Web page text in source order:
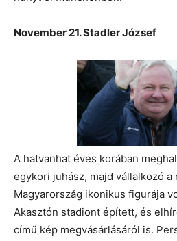
November 21. Stadler József
A hatvanhat éves korában
egykori juhász, majd vállalkozó
Magyarország ikonikus figurája
Akasztón stadiont épített, és
című kép megvásárlásáról is.